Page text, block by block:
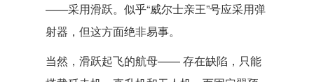
——采用滑跃。似乎“威尔士亲王”号应采用弹
射器，但这方面绝非易事。
当然，滑跃起飞的航母—— 存在缺陷，只能